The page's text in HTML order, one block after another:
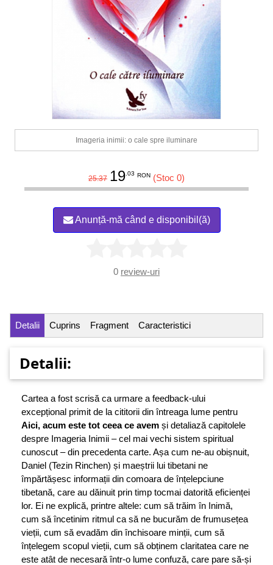
Imageria inimii: o cale spre iluminare
25.37 19.03 RON (Stoc 0)
Anunță-mă când e disponibil(ă)
0 review-uri
Detalii Cuprins Fragment Caracteristici
Detalii:
Cartea a fost scrisă ca urmare a feedback-ului
excepțional primit de la cititorii din întreaga lume pentru
Aici, acum este tot ceea ce avem și detaliază capitolele
despre Imageria Inimii – cel mai vechi sistem spiritual
cunoscut – din precedenta carte. Așa cum ne-au obișnuit,
Daniel (Tezin Rinchen) și maeștrii lui tibetani ne
împărtășesc informații din comoara de înțelepciune
tibetană, care au dăinuit prin timp tocmai datorită eficienței
lor. Ei ne explică, printre altele: cum să trăim în Inimă,
cum să încetinim ritmul ca să ne bucurăm de frumusețea
vieții, cum să evadăm din închisoare minții, cum să
înțelegem scopul vieții, cum să obținem claritatea care ne
este atât de necesară într-o lume confuză, care pare să-și